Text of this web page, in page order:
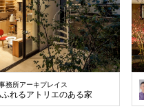
務所アーキプレイス
れるアトリエのある家